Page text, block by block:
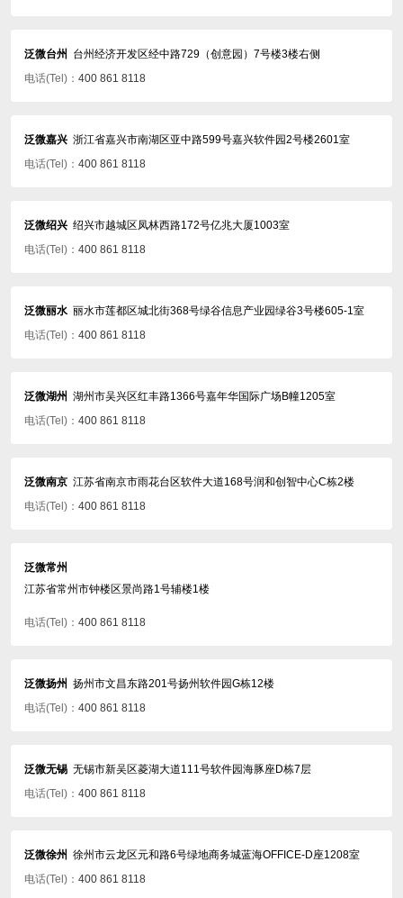
泛微台州
台州经济开发区经中路729（创意园）7号楼3楼右侧
电话(Tel)： 400 861 8118
泛微嘉兴 浙江省嘉兴市南湖区亚中路599号嘉兴软件园2号楼2601室
电话(Tel)： 400 861 8118
泛微绍兴 绍兴市越城区凤林西路172号亿兆大厦1003室
电话(Tel)： 400 861 8118
泛微丽水 丽水市莲都区城北街368号绿谷信息产业园绿谷3号楼605-1室
电话(Tel)： 400 861 8118
泛微湖州 湖州市吴兴区红丰路1366号嘉年华国际广场B幢1205室
电话(Tel)： 400 861 8118
泛微南京 江苏省南京市雨花台区软件大道168号润和创智中心C栋2楼
电话(Tel)： 400 861 8118
泛微常州
江苏省常州市钟楼区景尚路1号辅楼1楼
电话(Tel)： 400 861 8118
泛微扬州 扬州市文昌东路201号扬州软件园G栋12楼
电话(Tel)： 400 861 8118
泛微无锡 无锡市新吴区菱湖大道111号软件园海豚座D栋7层
电话(Tel)： 400 861 8118
泛微徐州 徐州市云龙区元和路6号绿地商务城蓝海OFFICE-D座1208室
电话(Tel)： 400 861 8118